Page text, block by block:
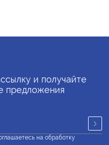
и получайте
предложения
на обработку